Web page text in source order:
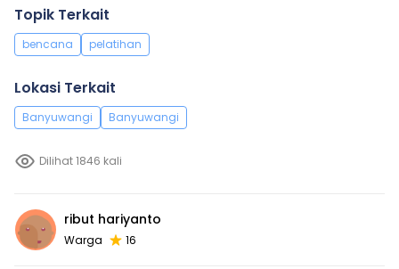
Topik Terkait
bencana pelatihan
Lokasi Terkait
Banyuwangi Banyuwangi
Dilihat 1846 kali
ribut hariyanto
Warga 16